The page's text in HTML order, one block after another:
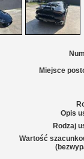
Miejsce
Opis
Rodzaj
Wartość